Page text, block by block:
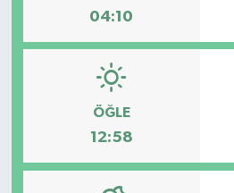
04:10
ÖĞLE
12:58